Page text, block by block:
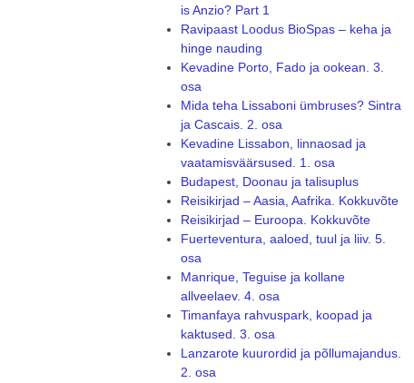
is Anzio? Part 1
Ravipaast Loodus BioSpas – keha ja
hinge nauding
Kevadine Porto, Fado ja ookean. 3.
osa
Mida teha Lissaboni ümbruses? Sintra
ja Cascais. 2. osa
Kevadine Lissabon, linnaosad ja
vaatamisväärsused. 1. osa
Budapest, Doonau ja talisuplus
Reisikirjad – Aasia, Aafrika. Kokkuvõte
Reisikirjad – Euroopa. Kokkuvõte
Fuerteventura, aaloed, tuul ja liiv. 5.
osa
Manrique, Teguise ja kollane
allveelaev. 4. osa
Timanfaya rahvuspark, koopad ja
kaktused. 3. osa
Lanzarote kuurordid ja põllumajandus.
2. osa